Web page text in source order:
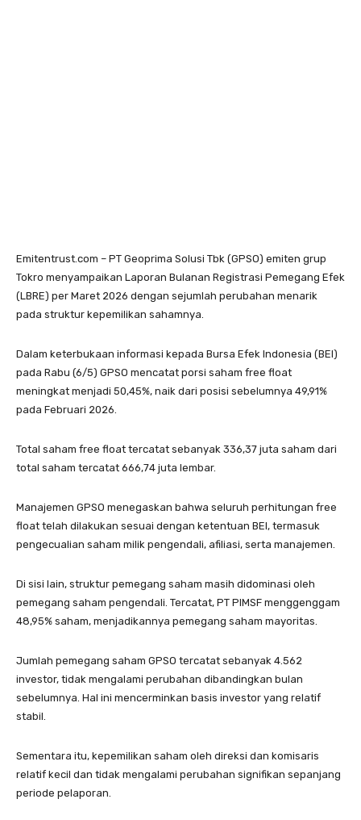
Emitentrust.com – PT Geoprima Solusi Tbk (GPSO) emiten grup
Tokro menyampaikan Laporan Bulanan Registrasi Pemegang Efek
(LBRE) per Maret 2026 dengan sejumlah perubahan menarik
pada struktur kepemilikan sahamnya.
Dalam keterbukaan informasi kepada Bursa Efek Indonesia (BEI)
pada Rabu (6/5) GPSO mencatat porsi saham free float
meningkat menjadi 50,45%, naik dari posisi sebelumnya 49,91%
pada Februari 2026.
Total saham free float tercatat sebanyak 336,37 juta saham dari
total saham tercatat 666,74 juta lembar.
Manajemen GPSO menegaskan bahwa seluruh perhitungan free
float telah dilakukan sesuai dengan ketentuan BEI, termasuk
pengecualian saham milik pengendali, afiliasi, serta manajemen.
Di sisi lain, struktur pemegang saham masih didominasi oleh
pemegang saham pengendali. Tercatat, PT PIMSF menggenggam
48,95% saham, menjadikannya pemegang saham mayoritas.
Jumlah pemegang saham GPSO tercatat sebanyak 4.562
investor, tidak mengalami perubahan dibandingkan bulan
sebelumnya. Hal ini mencerminkan basis investor yang relatif
stabil.
Sementara itu, kepemilikan saham oleh direksi dan komisaris
relatif kecil dan tidak mengalami perubahan signifikan sepanjang
periode pelaporan.